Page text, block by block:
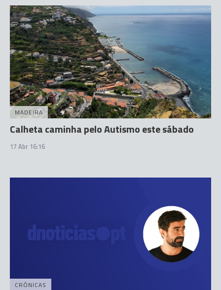
MADEIRA
Calheta caminha pelo Autismo este sábado
17 Abr 16:16
CRÓNICAS